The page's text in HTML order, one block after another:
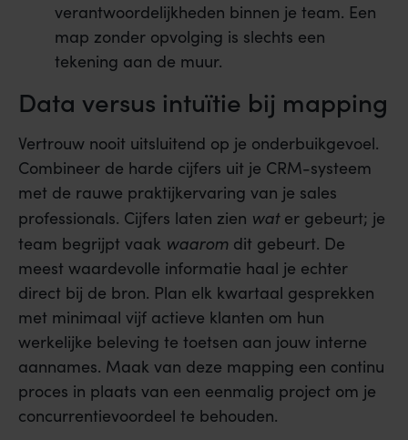
verantwoordelijkheden binnen je team. Een
map zonder opvolging is slechts een
tekening aan de muur.
Data versus intuïtie bij mapping
Vertrouw nooit uitsluitend op je onderbuikgevoel.
Combineer de harde cijfers uit je CRM-systeem
met de rauwe praktijkervaring van je sales
professionals. Cijfers laten zien water gebeurt; je
team begrijpt vaak waarom dit gebeurt. De
meest waardevolle informatie haal je echter
direct bij de bron. Plan elk kwartaal gesprekken
met minimaal vijf actieve klanten om hun
werkelijke beleving te toetsen aan jouw interne
aannames. Maak van deze mapping een continu
proces in plaats van een eenmalig project om je
concurrentievoordeel te behouden.